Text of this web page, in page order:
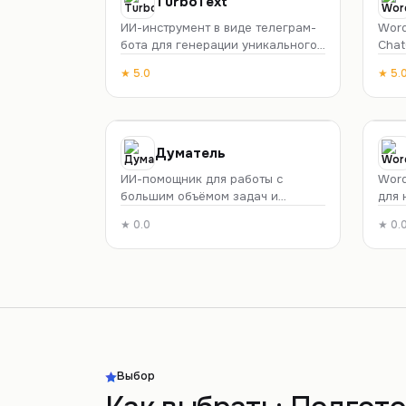
Рецепты и готовка
Вдохновение Продуктивность
ИИ-инструмент в виде телеграм-
бота для генерации уникального
★ 5.0 ★ 5.0
Думатель
ИИ-помощник для работы с
большим объёмом задач и
★ 0.0
для
и
★ 0.0
Выбор